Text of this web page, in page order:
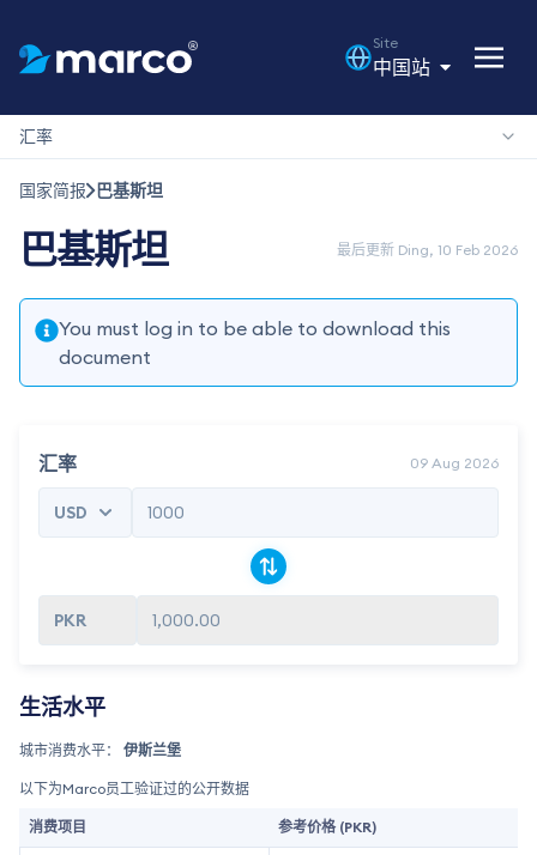
Site
中国站
汇率
国家简报 巴基斯坦
巴基斯坦 最后更新 Ding, 10 Feb 2026
You must log in to be able to download this
document
汇率 09 Aug 2026
1,000.00
生活水平
城市消费水平： 伊斯兰堡
以下为Marco员工验证过的公开数据
消费项目 参考价格 (PKR)